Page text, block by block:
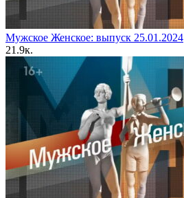
Мужское Женское: выпуск 25.01.2024
21.9к.